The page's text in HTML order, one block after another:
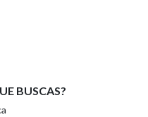
imaxe:
BUSCAS?